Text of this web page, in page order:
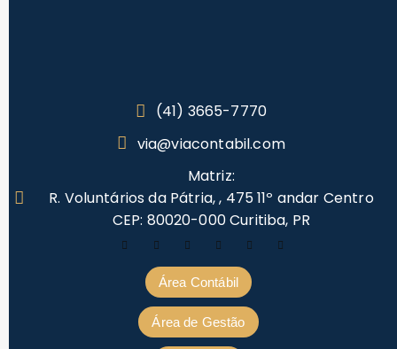
(41) 3665-7770
via@viacontabil.com
Matriz:
R. Voluntários da Pátria, , 475 11º andar Centro
CEP: 80020-000 Curitiba, PR
Área Contábil
Área de Gestão